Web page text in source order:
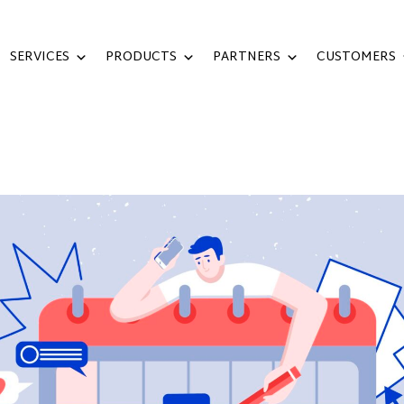
SERVICES PRODUCTS PARTNERS CUSTOMERS